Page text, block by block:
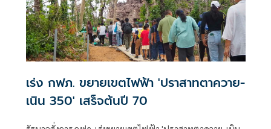
เร่ง กฟภ. ขยายเขตไฟฟ้า 'ปราสาทตาควาย-
เนิน 350' เสร็จต้นปี 70